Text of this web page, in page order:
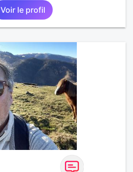
Voir le profil